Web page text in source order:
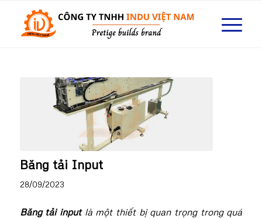
Băng tải Input
28/09/2023
Băng tải inputlà một thiết bị quan trọng trong quá